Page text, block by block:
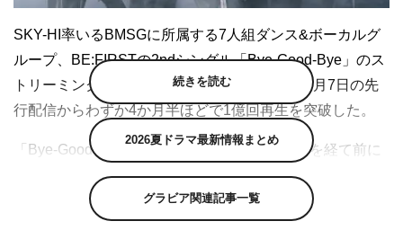
SKY-HI率いるBMSGに所属する7人組ダンス&ボーカルグ
ループ、BE:FIRSTの2ndシングル「Bye-Good-Bye」のス
トリーミング全世界累計再生回数が、2022年3月7日の先
行配信からわずか4か月半ほどで1億回再生を突破した。
「Bye-Good-Bye」はさまざまな出会いと別れを経て前に
進むBE:FIRSTが楽曲に込められた感情を表現力豊かに唄
う、ポジティヴな感情を湧き上がらせる“前向きなさよな
続きを読む
2026夏ドラマ最新情報まとめ
グラビア関連記事一覧